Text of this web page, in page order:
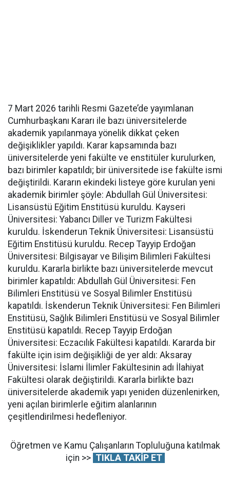
7 Mart 2026 tarihli Resmi Gazete’de yayımlanan
Cumhurbaşkanı Kararı ile bazı üniversitelerde
akademik yapılanmaya yönelik dikkat çeken
değişiklikler yapıldı. Karar kapsamında bazı
üniversitelerde yeni fakülte ve enstitüler kurulurken,
bazı birimler kapatıldı; bir üniversitede ise fakülte ismi
değiştirildi. Kararın ekindeki listeye göre kurulan yeni
akademik birimler şöyle: Abdullah Gül Üniversitesi:
Lisansüstü Eğitim Enstitüsü kuruldu. Kayseri
Üniversitesi: Yabancı Diller ve Turizm Fakültesi
kuruldu. İskenderun Teknik Üniversitesi: Lisansüstü
Eğitim Enstitüsü kuruldu. Recep Tayyip Erdoğan
Üniversitesi: Bilgisayar ve Bilişim Bilimleri Fakültesi
kuruldu. Kararla birlikte bazı üniversitelerde mevcut
birimler kapatıldı: Abdullah Gül Üniversitesi: Fen
Bilimleri Enstitüsü ve Sosyal Bilimler Enstitüsü
kapatıldı. İskenderun Teknik Üniversitesi: Fen Bilimleri
Enstitüsü, Sağlık Bilimleri Enstitüsü ve Sosyal Bilimler
Enstitüsü kapatıldı. Recep Tayyip Erdoğan
Üniversitesi: Eczacılık Fakültesi kapatıldı. Kararda bir
fakülte için isim değişikliği de yer aldı: Aksaray
Üniversitesi: İslami İlimler Fakültesinin adı İlahiyat
Fakültesi olarak değiştirildi. Kararla birlikte bazı
üniversitelerde akademik yapı yeniden düzenlenirken,
yeni açılan birimlerle eğitim alanlarının
çeşitlendirilmesi hedefleniyor.
Öğretmen ve Kamu Çalışanların Topluluğuna katılmak
için >> TIKLA TAKİP ET